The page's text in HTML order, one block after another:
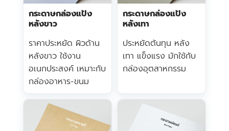
กระดาษกล่องแป้ง
หลังขาว
ราคาประหยัด ผิวด้าน
หลังขาว ใช้งาน
อเนกประสงค์ เหมาะกับ
กล่องอาหาร-ขนม
กระดาษกล่องแป้ง
หลังเทา
ประหยัดต้นทุน หลัง
เทา แข็งแรง มักใช้กับ
กล่องอุตสาหกรรม